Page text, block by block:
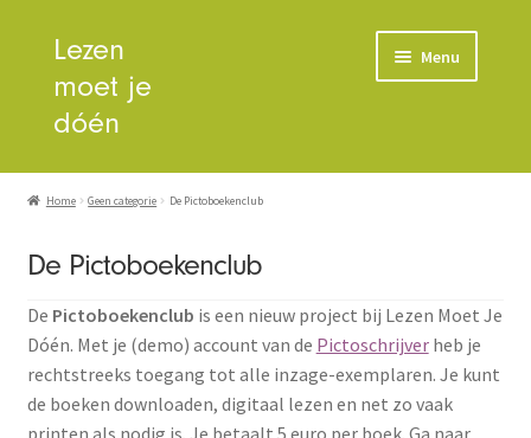
Ga
naar
navigatie
Ga
naar
de
Lezen
moet je
dóén
Menu
Home
Beeld en geluid
Downloads
Home Geen categorie De Pictoboekenclub
De Pictoboekenclub
De Pictoboekenclub is een nieuw project bij Lezen Moet Je
Dóén. Met je (demo) account van de Pictoschrijverheb je
rechtstreeks toegang tot alle inzage-exemplaren. Je kunt
de boeken downloaden, digitaal lezen en net zo vaak
printen als nodig is. Je betaalt 5 euro per boek. Ga naar